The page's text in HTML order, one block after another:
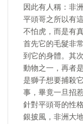
因此有人稱：非
平頭哥之所以有
不怕虎，而是有真
首先它的毛髮非
到它的身體。其
動物之一，再者
是獅子想要捕殺
事，畢竟一旦招
針對平頭哥的性
銀披風，非洲大